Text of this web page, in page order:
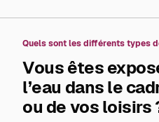
Quels sont les différents types
Vous êtes
l’eau dans le
ou de vos loisirs